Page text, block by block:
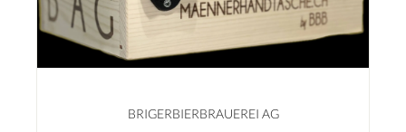
BRIGERBIERBRAUEREI AG